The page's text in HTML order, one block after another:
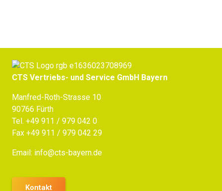
CTS Vertriebs- und Service GmbH Bayern
Manfred-Roth-Strasse 10
90766 Fürth
Tel. +49 911 / 979 042 0
Fax +49 911 / 979 042 29
Email: info@cts-bayern.de
Kontakt